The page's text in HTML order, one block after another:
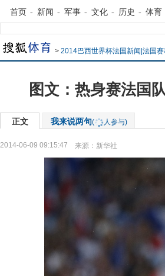
首页 - 新闻 - 军事 - 文化 - 历史 - 体育
> 2014巴西世界杯法国新闻|法国
图文：热身赛法国
正文 我来说两句( 人参与)
2014-06-09 09:15:47 来源： 新华社